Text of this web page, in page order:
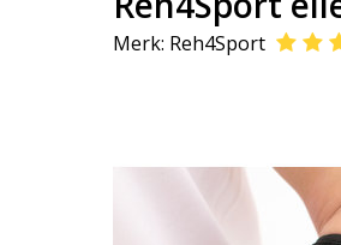
Merk: Reh4Sport